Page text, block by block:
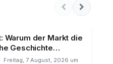
Warum der Markt die
Geschichte
Freitag, 7 August, 2026 um